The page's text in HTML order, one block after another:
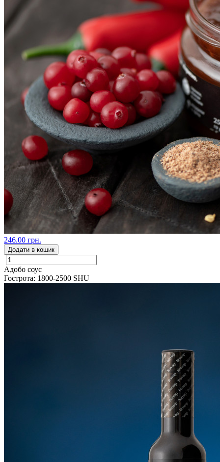
246.00 грн.
Додати в кошик
Адобо соус
Гострота: 1800-2500 SHU